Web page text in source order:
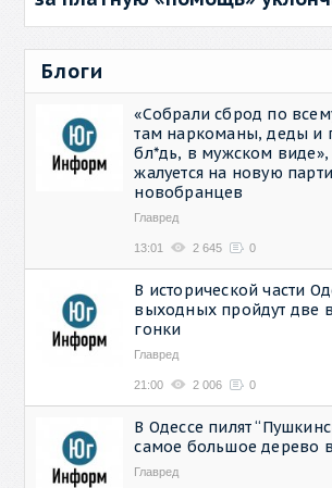
Блоги
«Собрали сброд по
там наркоманы, деды и
бл*дь, в мужском виде»,
жалуется на новую
новобранцев
Главред
13:01 2 645 0
В исторической части
выходных пройдут две
гонки
Главред
21:00 2 006 0
В Одессе пилят
самое большое дерево
Главред